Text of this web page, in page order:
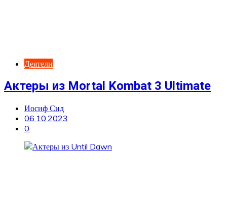
Деятели
Актеры из Mortal Kombat 3 Ultimate
Иосиф Сид
06.10.2023
0